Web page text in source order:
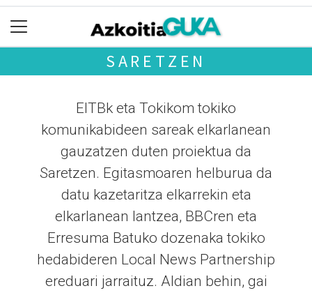
SARETZEN
EITBk eta Tokikom tokiko
komunikabideen sareak elkarlanean
gauzatzen duten proiektua da
Saretzen. Egitasmoaren helburua da
datu kazetaritza elkarrekin eta
elkarlanean lantzea, BBCren eta
Erresuma Batuko dozenaka tokiko
hedabideren Local News Partnership
ereduari jarraituz. Aldian behin, gai